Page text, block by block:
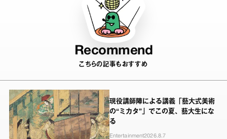
Recommend
こちらの記事もおすすめ
現役講師陣による講義「藝大式美術
の“ミカタ”」でこの夏、藝大生にな
る
Entertainment2026.8.7